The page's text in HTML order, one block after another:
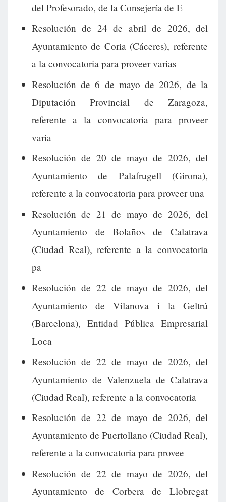
del Profesorado, de la Consejería de E
Resolución de 24 de abril de 2026, del
Ayuntamiento de Coria (Cáceres), referente
a la convocatoria para proveer varias
Resolución de 6 de mayo de 2026, de la
Diputación Provincial de Zaragoza,
referente a la convocatoria para proveer
varia
Resolución de 20 de mayo de 2026, del
Ayuntamiento de Palafrugell (Girona),
referente a la convocatoria para proveer una
Resolución de 21 de mayo de 2026, del
Ayuntamiento de Bolaños de Calatrava
(Ciudad Real), referente a la convocatoria
pa
Resolución de 22 de mayo de 2026, del
Ayuntamiento de Vilanova i la Geltrú
(Barcelona), Entidad Pública Empresarial
Loca
Resolución de 22 de mayo de 2026, del
Ayuntamiento de Valenzuela de Calatrava
(Ciudad Real), referente a la convocatoria
Resolución de 22 de mayo de 2026, del
Ayuntamiento de Puertollano (Ciudad Real),
referente a la convocatoria para provee
Resolución de 22 de mayo de 2026, del
Ayuntamiento de Corbera de Llobregat